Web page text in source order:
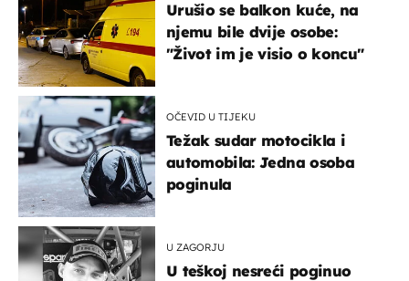
Urušio se balkon kuće, na
njemu bile dvije osobe:
"Život im je visio o koncu"
OČEVID U TIJEKU
Težak sudar motocikla i
automobila: Jedna osoba
poginula
U ZAGORJU
U teškoj nesreći poginuo